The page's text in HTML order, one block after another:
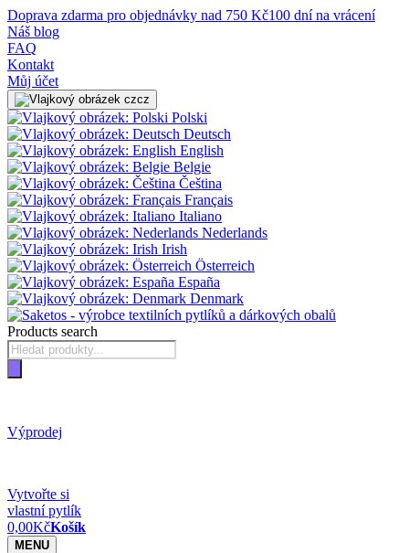
Doprava zdarma pro objednávky nad 750 Kč100 dní na vrácení
Náš blog
FAQ
Kontakt
Můj účet
cz
Polski
Deutsch
English
Belgie
Čeština
Français
Italiano
Nederlands
Irish
Österreich
España
Denmark
Products search
Výprodej
Vytvořte si
vlastní pytlík
0,00KčKošík
MENU